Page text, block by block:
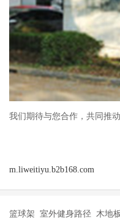
我们期待与您合作，共同推
m.liweitiyu.b2b168.com
篮球架 室外健身路径 木地